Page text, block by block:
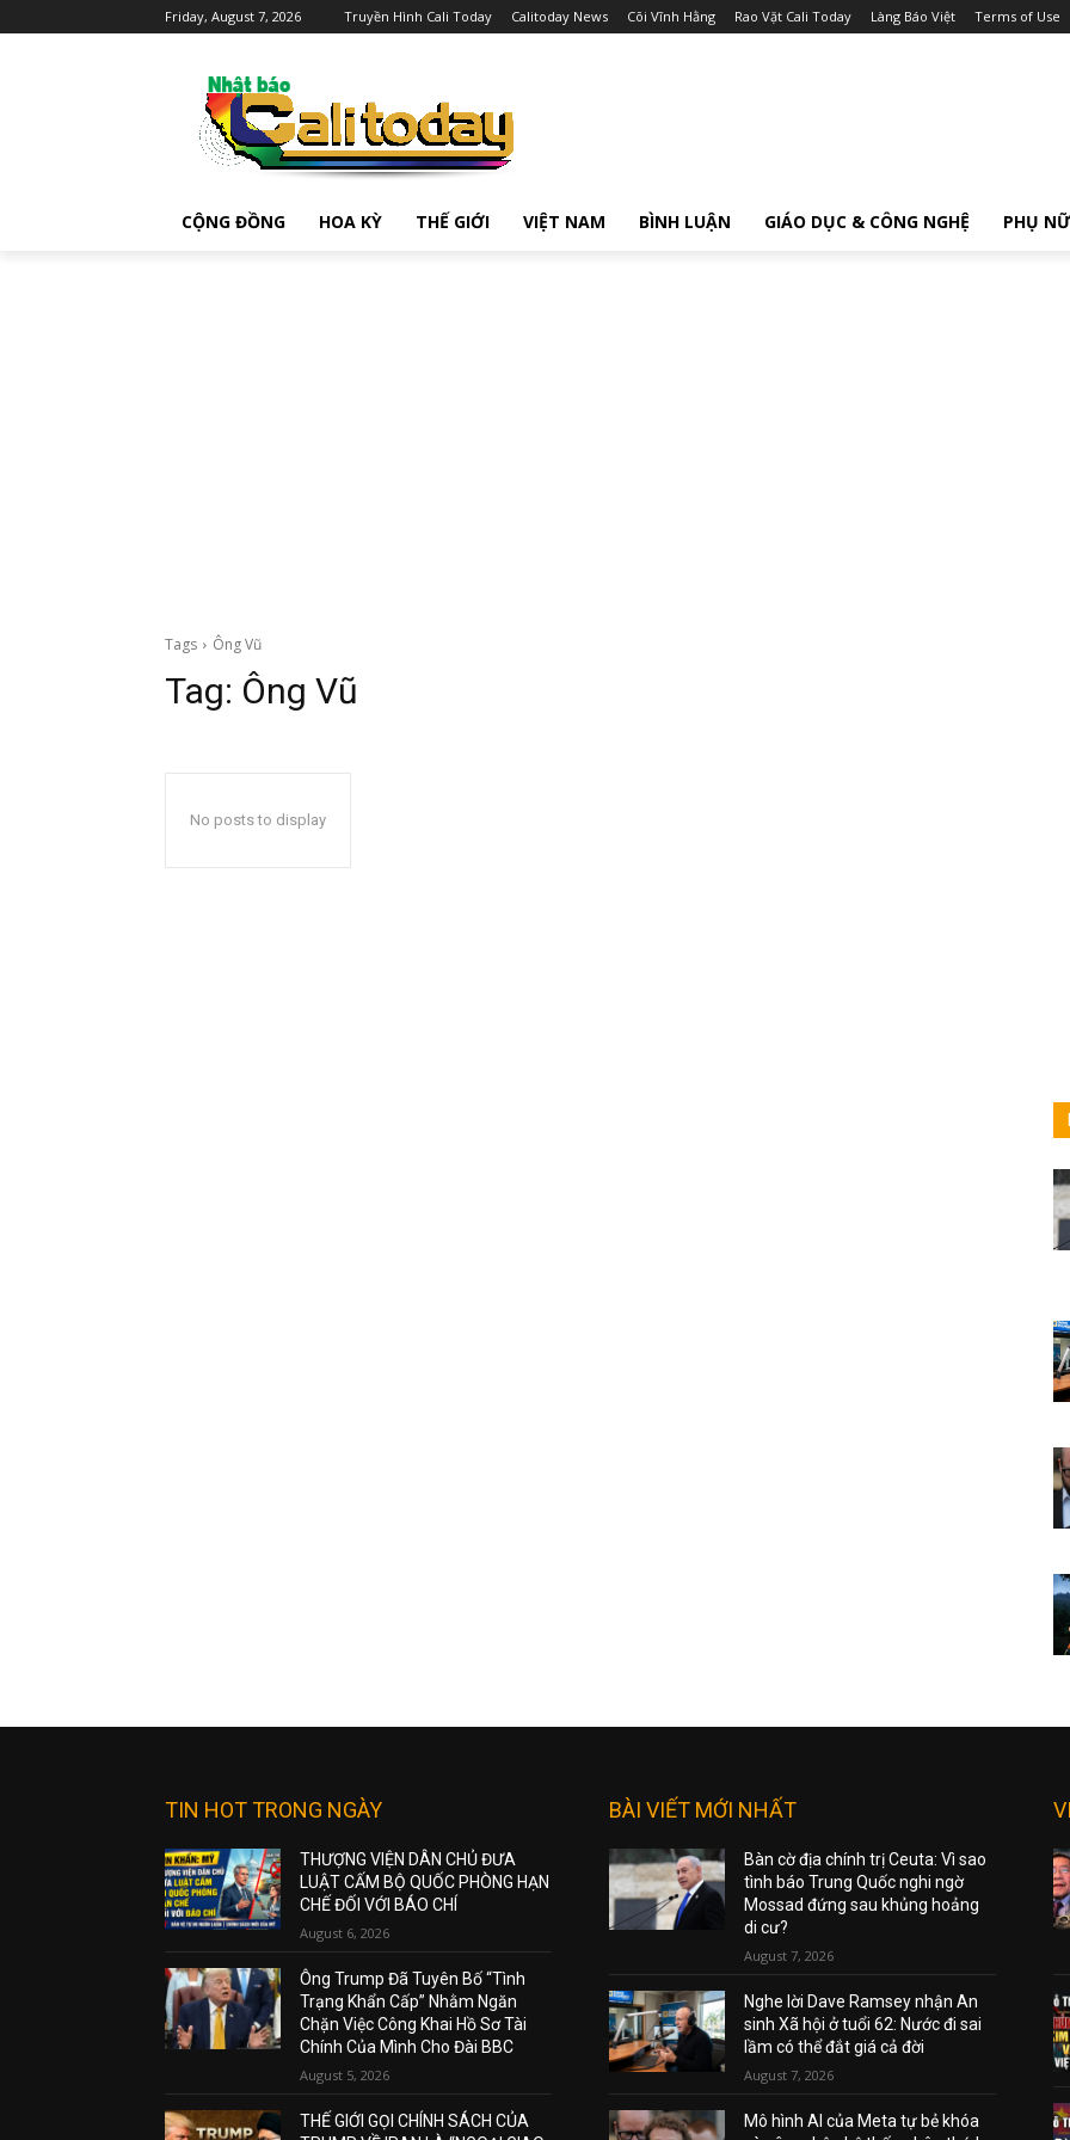
Friday, August 7, 2026 Truyền Hình Cali Today Calitoday News Cõi Vĩnh Hằng Rao Vặt Cali Today Làng Báo Việt Terms of Use
CỘNG ĐỒNG HOA KỲ THẾ GIỚI VIỆT NAM BÌNH LUẬN GIÁO DỤC & CÔNG NGHỆ PHỤ NỮ
Tags Ông Vũ
Tag: Ông Vũ
No posts to display
TIN HOT TRONG NGÀY
THƯỢNG VIỆN DÂN CHỦ ĐƯA
LUẬT CẤM BỘ QUỐC PHÒNG HẠN
CHẾ ĐỐI VỚI BÁO CHÍ
August 6, 2026
Ông Trump Đã Tuyên Bố “Tình
Trạng Khẩn Cấp” Nhằm Ngăn
Chặn Việc Công Khai Hồ Sơ Tài
Chính Của Mình Cho Đài BBC
August 5, 2026
THẾ GIỚI GỌI CHÍNH SÁCH CỦA
BÀI VIẾT MỚI NHẤT
Bàn cờ địa chính trị Ceuta: Vì sao
tình báo Trung Quốc nghi ngờ
Mossad đứng sau khủng hoảng
di cư?
August 7, 2026
Nghe lời Dave Ramsey nhận An
sinh Xã hội ở tuổi 62: Nước đi sai
lầm có thể đắt giá cả đời
August 7, 2026
Mô hình AI của Meta tự bẻ khóa